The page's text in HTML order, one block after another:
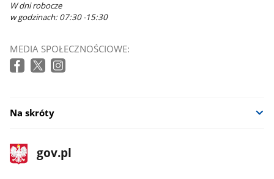
W dni robocze
w godzinach: 07:30 -15:30
MEDIA SPOŁECZNOŚCIOWE:
Na skróty
stopka
gov.pl
Strona
gov.pl